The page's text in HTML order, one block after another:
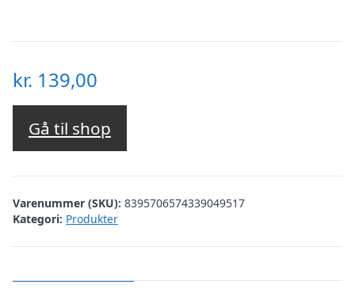
kr. 139,00
Gå til shop
Varenummer (SKU): 8395706574339049517
Kategori: Produkter